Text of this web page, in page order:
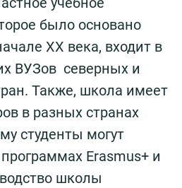
было основано
ХХ века, входит в
ВУЗов северных и
Также, школа имеет
в разных странах
студенты могут
Erasmus+ и
школы